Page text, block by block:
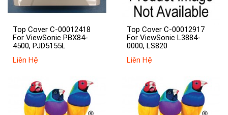
Top Cover C-00012418
For ViewSonic PBX84-
4500, PJD5155L
Liên Hệ
Top Cover C-00012917
For ViewSonic L3884-
0000, LS820
Liên Hệ